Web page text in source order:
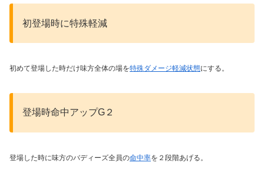
初登場時に特殊軽減
初めて登場した時だけ味方全体の場を特殊ダメージ軽減状態にする。
登場時命中アップG２
登場した時に味方のバディーズ全員の命中率を２段階あげる。